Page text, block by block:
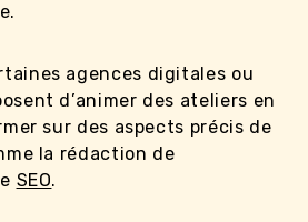
agences digitales ou
d’animer des ateliers en
sur des aspects précis de
la rédaction de
SEO.